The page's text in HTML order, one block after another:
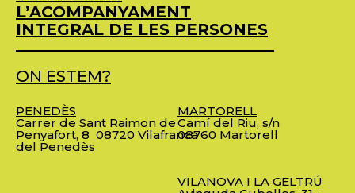
L’ACOMPANYAMENT
INTEGRAL DE LES PERSONES
ON ESTEM?
PENEDÈS
Carrer de Sant Raimon de
Penyafort, 8 08720 Vilafranca
del Penedès
MARTORELL
Camí del Riu, s/n
08760 Martorell
VILANOVA I LA GELTRÚ